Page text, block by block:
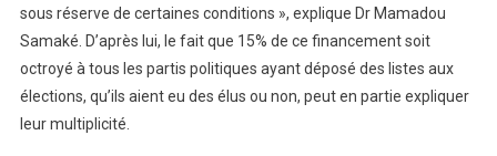
sous réserve de certaines conditions », explique Dr Mamadou
Samaké. D’après lui, le fait que 15% de ce financement soit
octroyé à tous les partis politiques ayant déposé des listes aux
élections, qu’ils aient eu des élus ou non, peut en partie expliquer
leur multiplicité.